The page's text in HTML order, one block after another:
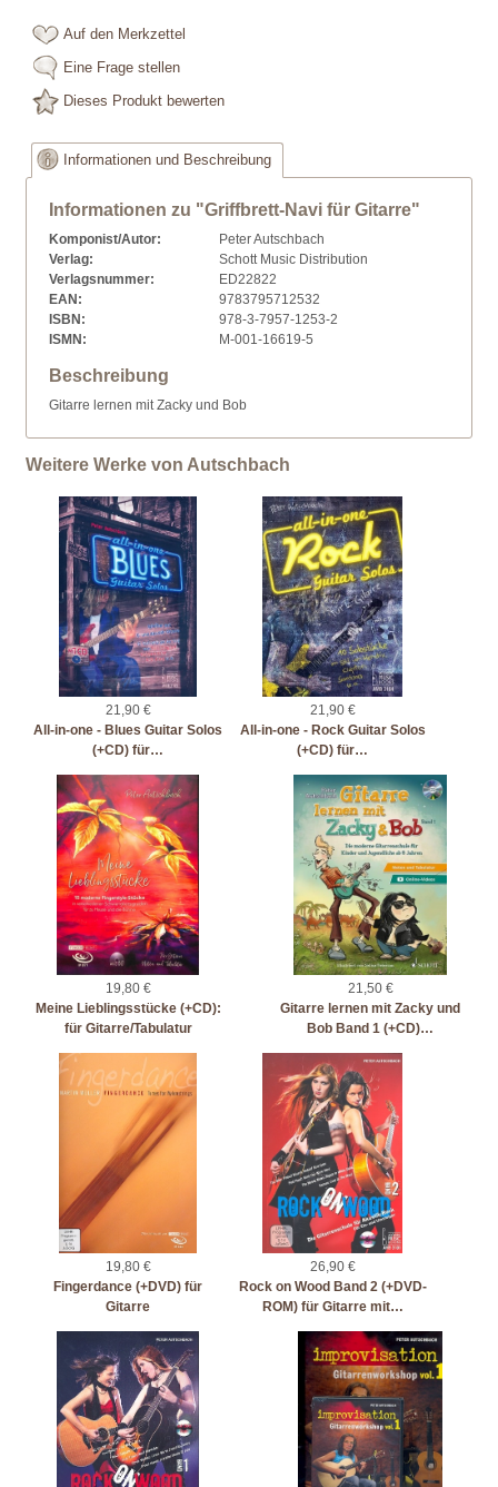
Auf den Merkzettel
Eine Frage stellen
Dieses Produkt bewerten
Informationen und Beschreibung
Informationen zu "Griffbrett-Navi für Gitarre"
Komponist/Autor:
Peter Autschbach
Verlag:
Schott Music Distribution
Verlagsnummer:
ED22822
EAN:
9783795712532
ISBN:
978-3-7957-1253-2
ISMN:
M-001-16619-5
Beschreibung
Gitarre lernen mit Zacky und Bob
Weitere Werke von Autschbach
21,90 €
All-in-one - Blues Guitar Solos
(+CD) für…
21,90 €
All-in-one - Rock Guitar Solos
(+CD) für…
19,80 €
Meine Lieblingsstücke (+CD):
für Gitarre/Tabulatur
21,50 €
Gitarre lernen mit Zacky und
Bob Band 1 (+CD)…
19,80 €
Fingerdance (+DVD) für
Gitarre
26,90 €
Rock on Wood Band 2 (+DVD-
ROM) für Gitarre mit…